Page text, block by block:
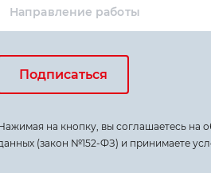
Направление работы
Подписаться
на кнопку, вы соглашаетесь на
(закон №152-ФЗ) и принимаете